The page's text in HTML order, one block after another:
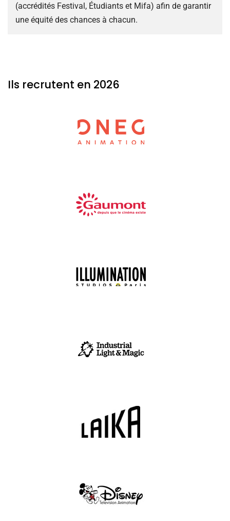
(accrédités Festival, Étudiants et Mifa) afin de garantir
une équité des chances à chacun.
Ils recrutent en 2026